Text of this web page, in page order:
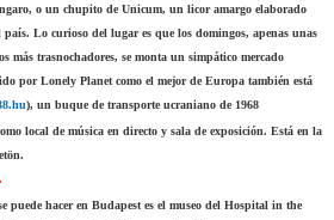
o un chupito de Unicum, un licor amargo elaborado
Lo curioso del lugar es que los domingos, apenas unas
más trasnochadores, se monta un simpático mercado
por Lonely Planet como el mejor de Europa también está
), un buque de transporte ucraniano de 1968
local de música en directo y sala de exposición. Está en la
puede hacer en Budapest es el museo del Hospital in the